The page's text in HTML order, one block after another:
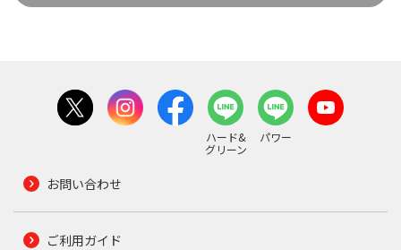
ハード&
グリーン
パワー
お問い合わせ
ご利用ガイド